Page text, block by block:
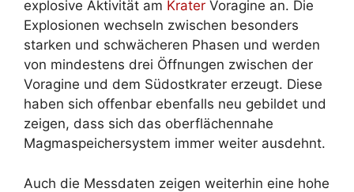
explosive Aktivität am Krater Voragine an. Die
Explosionen wechseln zwischen besonders
starken und schwächeren Phasen und werden
von mindestens drei Öffnungen zwischen der
Voragine und dem Südostkrater erzeugt. Diese
haben sich offenbar ebenfalls neu gebildet und
zeigen, dass sich das oberflächennahe
Magmaspeichersystem immer weiter ausdehnt.
Auch die Messdaten zeigen weiterhin eine hohe